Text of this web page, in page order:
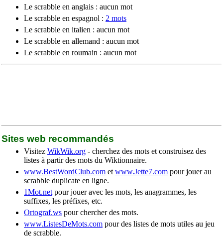
Le scrabble en anglais : aucun mot
Le scrabble en espagnol : 2 mots
Le scrabble en italien : aucun mot
Le scrabble en allemand : aucun mot
Le scrabble en roumain : aucun mot
Sites web recommandés
Visitez WikWik.org - cherchez des mots et construisez des
listes à partir des mots du Wiktionnaire.
www.BestWordClub.com et www.Jette7.com pour jouer au
scrabble duplicate en ligne.
1Mot.net pour jouer avec les mots, les anagrammes, les
suffixes, les préfixes, etc.
Ortograf.ws pour chercher des mots.
www.ListesDeMots.com pour des listes de mots utiles au jeu
de scrabble.